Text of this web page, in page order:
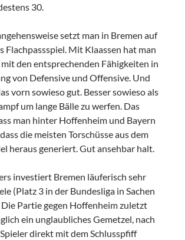
30.
setzt man in Bremen auf
Flachpassspiel. Mit Klaassen hat man
den entsprechenden Fähigkeiten in
von Defensive und Offensive. Und
vorn sowieso gut. Besser sowieso als
um lange Bälle zu werfen. Das
man hinter Hoffenheim und Bayern
die meisten Torschüsse aus dem
heraus generiert. Gut ansehbar halt.
investiert Bremen läuferisch sehr
(Platz 3 in der Bundesliga in Sachen
Partie gegen Hoffenheim zuletzt
ein unglaubliches Gemetzel, nach
direkt mit dem Schlusspfiff